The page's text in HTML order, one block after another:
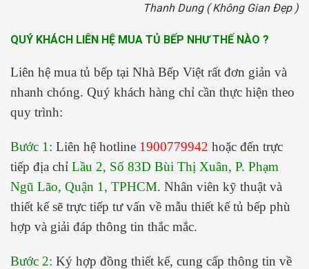
Thanh Dung ( Không Gian Đẹp )
QUÝ KHÁCH LIÊN HỆ MUA TỦ BẾP NHƯ THẾ NÀO ?
Liên hệ mua tủ bếp tại Nhà Bếp Việt rất đơn giản và
nhanh chóng. Quý khách hàng chỉ cần thực hiện theo
quy trình:
Bước 1: Liên hệ hotline 1900779942 hoặc đến trực
tiếp địa chỉ Lầu 2, Số 83D Bùi Thị Xuân, P. Phạm
Ngũ Lão, Quận 1, TPHCM. Nhân viên kỹ thuật và
thiết kế sẽ trực tiếp tư vấn về mẫu thiết kế tủ bếp phù
hợp và giải đáp thông tin thắc mắc.
Bước 2: Ký hợp đồng thiết kế, cung cấp thông tin về